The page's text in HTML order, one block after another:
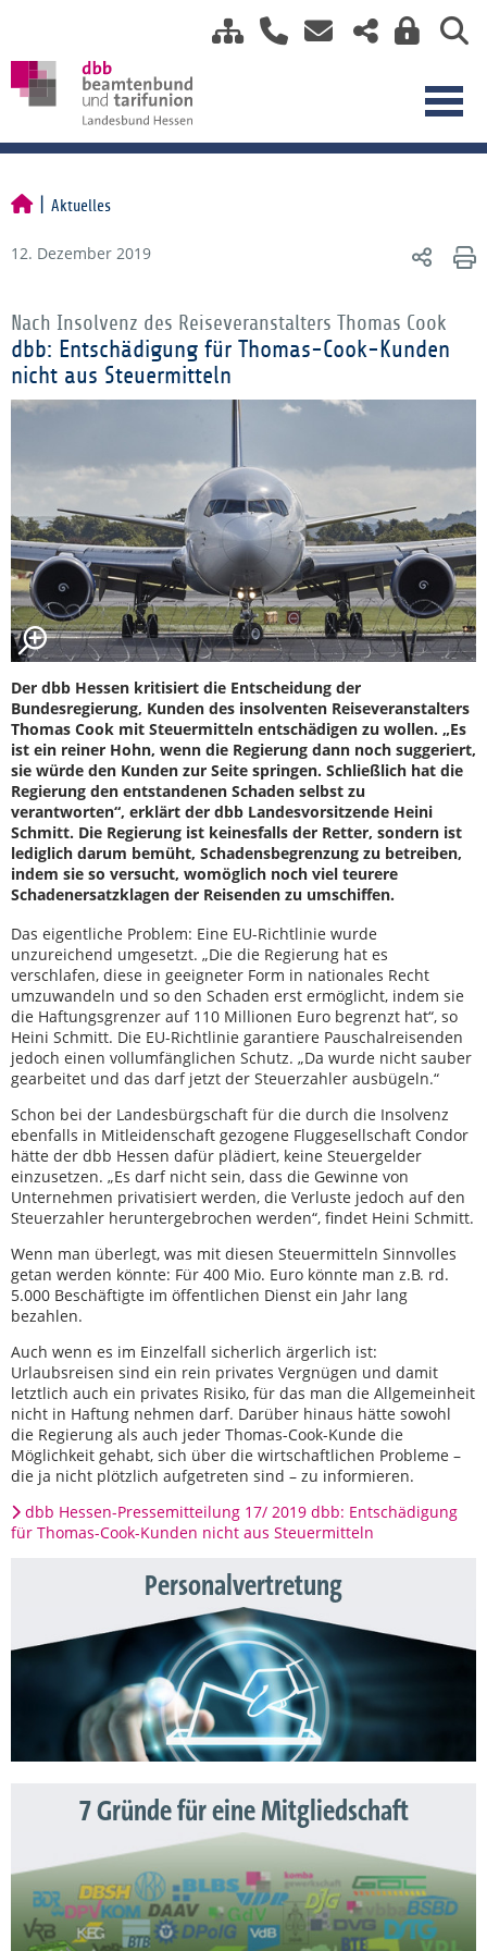
Aktuelles
12. Dezember 2019
Nach Insolvenz des Reiseveranstalters Thomas Cook
dbb: Entschädigung für Thomas-Cook-Kunden
nicht aus Steuermitteln
Der dbb Hessen kritisiert die Entscheidung der
Bundesregierung, Kunden des insolventen Reiseveranstalters
Thomas Cook mit Steuermitteln entschädigen zu wollen. „Es
ist ein reiner Hohn, wenn die Regierung dann noch suggeriert,
sie würde den Kunden zur Seite springen. Schließlich hat die
Regierung den entstandenen Schaden selbst zu
verantworten“, erklärt der dbb Landesvorsitzende Heini
Schmitt. Die Regierung ist keinesfalls der Retter, sondern ist
lediglich darum bemüht, Schadensbegrenzung zu betreiben,
indem sie so versucht, womöglich noch viel teurere
Schadenersatzklagen der Reisenden zu umschiffen.
Das eigentliche Problem: Eine EU-Richtlinie wurde
unzureichend umgesetzt. „Die die Regierung hat es
verschlafen, diese in geeigneter Form in nationales Recht
umzuwandeln und so den Schaden erst ermöglicht, indem sie
die Haftungsgrenzer auf 110 Millionen Euro begrenzt hat“, so
Heini Schmitt. Die EU-Richtlinie garantiere Pauschalreisenden
jedoch einen vollumfänglichen Schutz. „Da wurde nicht sauber
gearbeitet und das darf jetzt der Steuerzahler ausbügeln.“
Schon bei der Landesbürgschaft für die durch die Insolvenz
ebenfalls in Mitleidenschaft gezogene Fluggesellschaft Condor
hätte der dbb Hessen dafür plädiert, keine Steuergelder
einzusetzen. „Es darf nicht sein, dass die Gewinne von
Unternehmen privatisiert werden, die Verluste jedoch auf den
Steuerzahler heruntergebrochen werden“, findet Heini Schmitt.
Wenn man überlegt, was mit diesen Steuermitteln Sinnvolles
getan werden könnte: Für 400 Mio. Euro könnte man z.B. rd.
5.000 Beschäftigte im öffentlichen Dienst ein Jahr lang
bezahlen.
Auch wenn es im Einzelfall sicherlich ärgerlich ist:
Urlaubsreisen sind ein rein privates Vergnügen und damit
letztlich auch ein privates Risiko, für das man die Allgemeinheit
nicht in Haftung nehmen darf. Darüber hinaus hätte sowohl
die Regierung als auch jeder Thomas-Cook-Kunde die
Möglichkeit gehabt, sich über die wirtschaftlichen Probleme –
die ja nicht plötzlich aufgetreten sind – zu informieren.
dbb Hessen-Pressemitteilung 17/ 2019 dbb: Entschädigung
für Thomas-Cook-Kunden nicht aus Steuermitteln
Personalvertretung
7 Gründe für eine Mitgliedschaft